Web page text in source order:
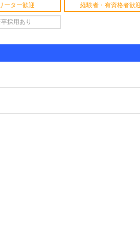
ーター歓迎 経験者・有資格者歓
卒採用あり